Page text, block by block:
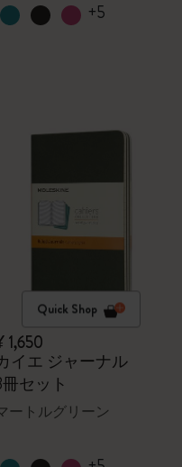
+5
Quick Shop
1,650
イエ ジャーナル
セット
ートルグリーン